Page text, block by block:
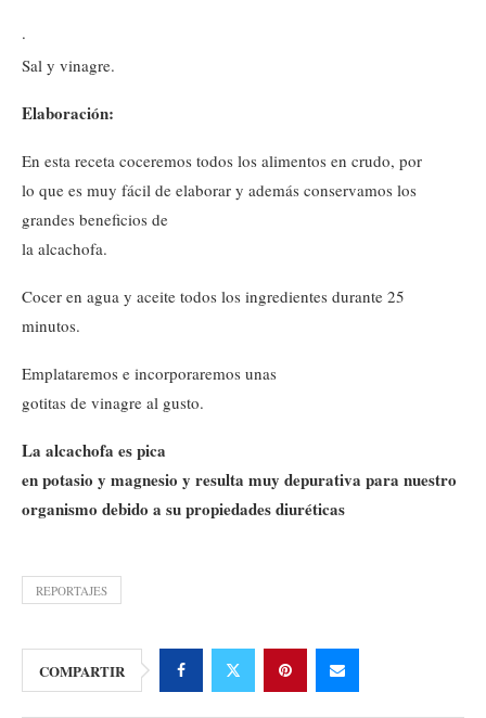
·
Sal y vinagre.
Elaboración:
En esta receta coceremos todos los alimentos en crudo, por
lo que es muy fácil de elaborar y además conservamos los
grandes beneficios de
la alcachofa.
Cocer en agua y aceite todos los ingredientes durante 25
minutos.
Emplataremos e incorporaremos unas
gotitas de vinagre al gusto.
La alcachofa es pica
en potasio y magnesio y resulta muy depurativa para nuestro
organismo debido a su propiedades diuréticas
REPORTAJES
COMPARTIR